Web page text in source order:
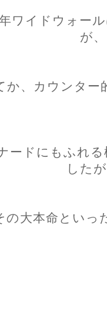
ワイドウォー
が、
か、カウンタ
ードにもふれ
した
の大本命といっ